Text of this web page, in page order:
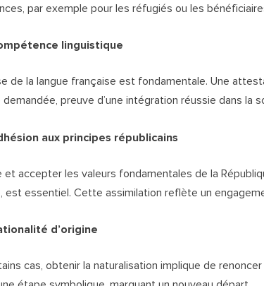
par exemple pour les réfugiés ou les
linguistique
de la langue française est fondamentale. Une
preuve d’une intégration réussie dans la
aux principes républicains
et accepter les valeurs fondamentales de la
est essentiel. Cette assimilation reflète un
d’origine
cas, obtenir la naturalisation implique de